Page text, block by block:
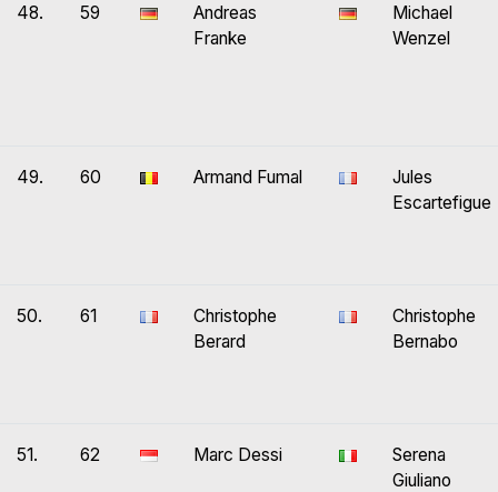
48. 59
Andreas
Franke
Michael
Wenzel
49. 60 Armand Fumal
Jules
Escartefigue
50. 61
Christophe
Berard
Christophe
Bernabo
51. 62 Marc Dessi
Serena
Giuliano